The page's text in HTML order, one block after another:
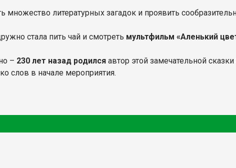
множество литературных загадок и проявить
стала пить чай и смотреть мультфильм «Аленький
– 230 лет назад родился автор этой замечательной
слов в начале мероприятия.